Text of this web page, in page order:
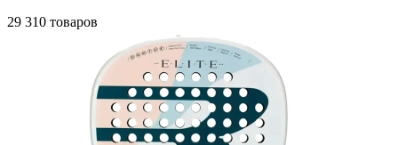
29 310 товаров